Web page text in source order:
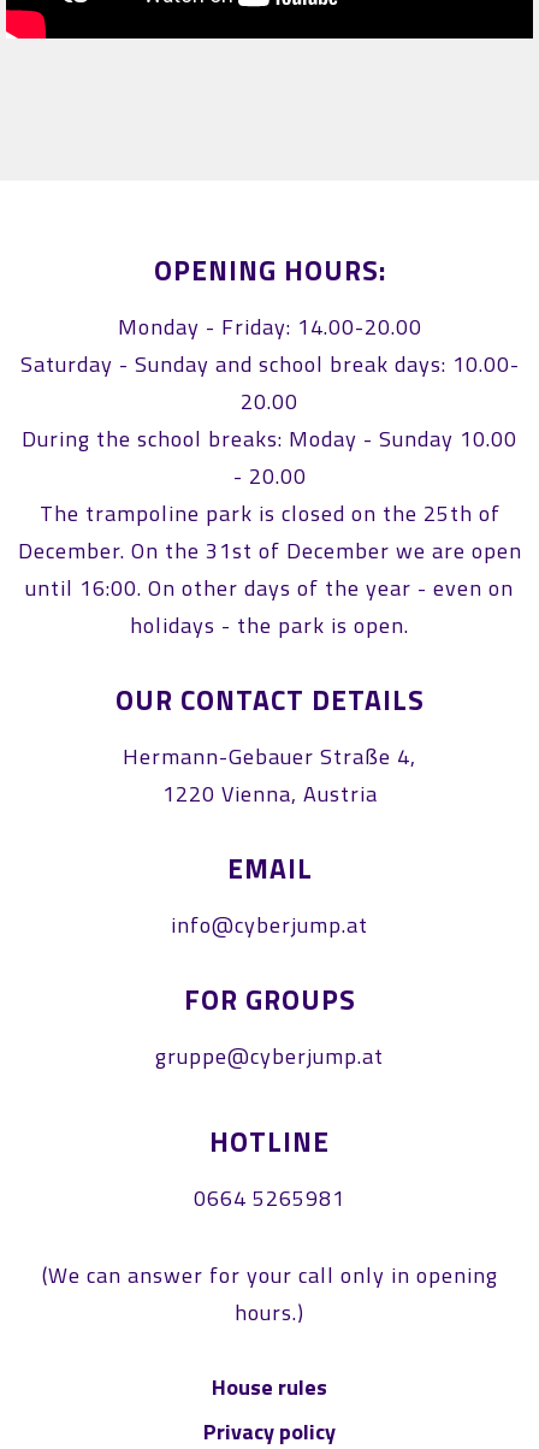
OPENING HOURS:
Monday - Friday: 14.00-20.00
Saturday - Sunday and school break days: 10.00-
20.00
During the school breaks: Moday - Sunday 10.00
- 20.00
The trampoline park is closed on the 25th of
December. On the 31st of December we are open
until 16:00. On other days of the year - even on
holidays - the park is open.
OUR CONTACT DETAILS
Hermann-Gebauer Straße 4,
1220 Vienna, Austria
EMAIL
info@cyberjump.at
FOR GROUPS
gruppe@cyberjump.at
HOTLINE
0664 5265981
(We can answer for your call only in opening
hours.)
House rules
Privacy policy